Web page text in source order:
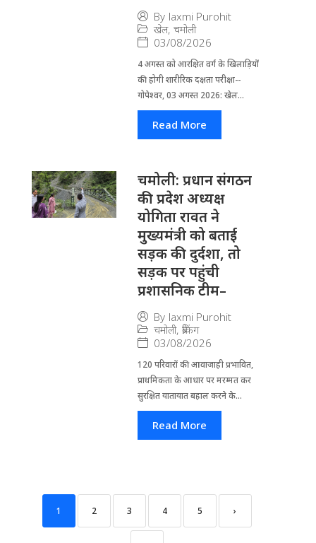
By laxmi Purohit
खेल, चमोली
03/08/2026
4 अगस्त को आरक्षित वर्ग के खिलाड़ियों
की होगी शारीरिक दक्षता परीक्षा--
गोपेश्वर, 03 अगस्त 2026: खेल...
Read More
चमोली: प्रधान संगठन
की प्रदेश अध्यक्ष
योगिता रावत ने
मुख्यमंत्री को बताई
सड़क की दुर्दशा, तो
सड़क पर पहुंची
प्रशासनिक टीम–
By laxmi Purohit
चमोली, ब्रेकिंग
03/08/2026
120 परिवारों की आवाजाही प्रभावित,
प्राथमिकता के आधार पर मरम्मत कर
सुरक्षित यातायात बहाल करने के...
Read More
1 2 3 4 5 ›